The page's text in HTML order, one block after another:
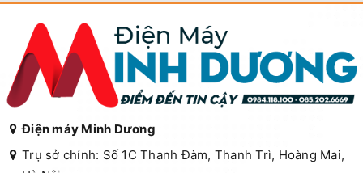
Điện máy Minh Dương
Trụ sở chính: Số 1C Thanh Đàm, Thanh Trì, Hoàng Mai,